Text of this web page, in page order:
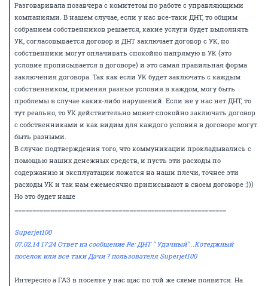
Разговаривала позавчера с комитетом по работе с управляющими
компаниями. В нашем случае, если у нас все-таки ДНТ, то общим
собранием собственников решается, какие услуги будет выполнять
УК, согласовывается договор и ДНТ заключает договор с УК, но
собственники могут оплачивать спокойно напрямую в УК (это
условие прописывается в договоре) и это самая правильная форма
заключения договора. Так как если УК будет заключать с каждым
собственником, применяя разные условия в каждом, могу быть
проблемы в случае каких-либо нарушений. Если же у нас нет ДНТ, то
тут реально, то УК действительно может спокойно заключать договор
с собственниками и как видим для каждого условия в договоре могут
быть разными.
В случае подтверждения того, что коммуникации прокладывались с
помощью наших денежных средств, и пусть эти расходы по
содержанию и эксплуатации ложатся на наши плечи, точнее эти
расходы УК и так нам ежемесячно приписывают в своем договоре :)))
Но это будет наше
___________________________________________________________
Superjet100
07.02.14 17:24 Ответ на сообщение Re: ДНТ " Удачный"...Котеджный
поселок или все таки Дачи ? пользователя Superjet100
Интересно а ГАЗ в поселке у нас щас по той же схеме появится. На